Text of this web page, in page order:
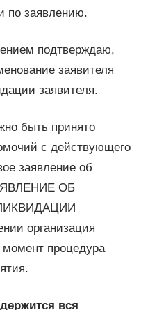
по заявлению.
подтверждаю,
заявителя
заявителя.
быть принято
с действующего
заявление об
ОБ
организация
момент процедура
вся